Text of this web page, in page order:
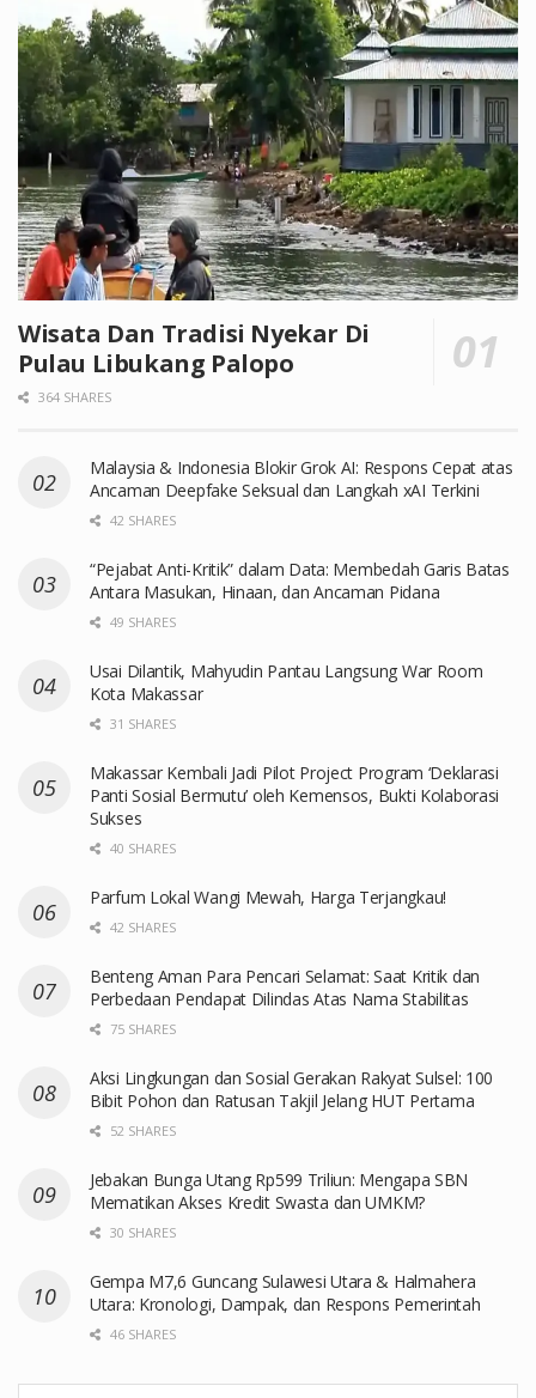
Wisata Dan Tradisi Nyekar Di
Pulau Libukang Palopo
364 SHARES
Malaysia & Indonesia Blokir Grok AI: Respons Cepat atas
Ancaman Deepfake Seksual dan Langkah xAI Terkini
42 SHARES
“Pejabat Anti-Kritik” dalam Data: Membedah Garis Batas
Antara Masukan, Hinaan, dan Ancaman Pidana
49 SHARES
Usai Dilantik, Mahyudin Pantau Langsung War Room
Kota Makassar
31 SHARES
Makassar Kembali Jadi Pilot Project Program ‘Deklarasi
Panti Sosial Bermutu’ oleh Kemensos, Bukti Kolaborasi
Sukses
40 SHARES
Parfum Lokal Wangi Mewah, Harga Terjangkau!
42 SHARES
Benteng Aman Para Pencari Selamat: Saat Kritik dan
Perbedaan Pendapat Dilindas Atas Nama Stabilitas
75 SHARES
Aksi Lingkungan dan Sosial Gerakan Rakyat Sulsel: 100
Bibit Pohon dan Ratusan Takjil Jelang HUT Pertama
52 SHARES
Jebakan Bunga Utang Rp599 Triliun: Mengapa SBN
Mematikan Akses Kredit Swasta dan UMKM?
30 SHARES
Gempa M7,6 Guncang Sulawesi Utara & Halmahera
Utara: Kronologi, Dampak, dan Respons Pemerintah
46 SHARES